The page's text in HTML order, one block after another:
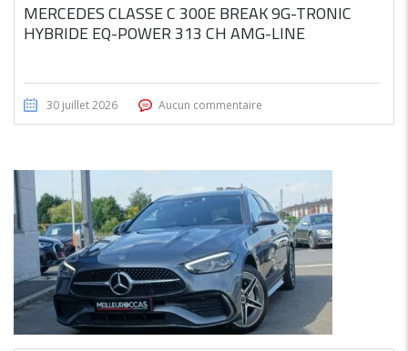
MERCEDES CLASSE C 300E BREAK 9G-TRONIC
HYBRIDE EQ-POWER 313 CH AMG-LINE
30 juillet 2026 Aucun commentaire